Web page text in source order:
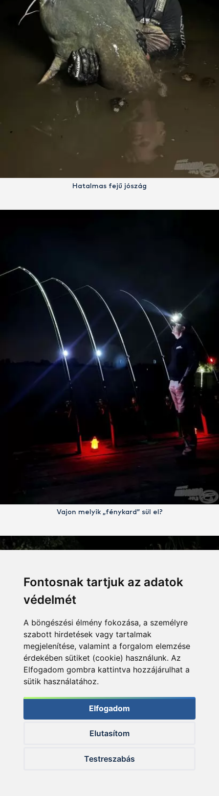
Fontosnak tartjuk az adatok
védelmét
A böngészési élmény fokozása, a személyre
szabott hirdetések vagy tartalmak
megjelenítése, valamint a forgalom elemzése
érdekében sütiket (cookie) használunk. Az
Elfogadom gombra kattintva hozzájárulhat a
sütik használatához.
Elfogadom
Elutasítom
Testreszabás
Hatalmas fejű jószág
Vajon melyik „fénykard” sül el?
2. BUMM 200+ cm – csapatunk második 2 méter feletti
harcsája: 202 cm, 59 kg